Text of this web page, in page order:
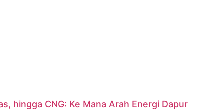
hingga CNG: Ke Mana Arah Energi Dapur